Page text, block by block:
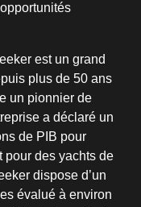
est un grand
plus de 50 ans
un pionnier de
a déclaré un
de PIB pour
pour des yachts de
dispose d’un
évalué à environ